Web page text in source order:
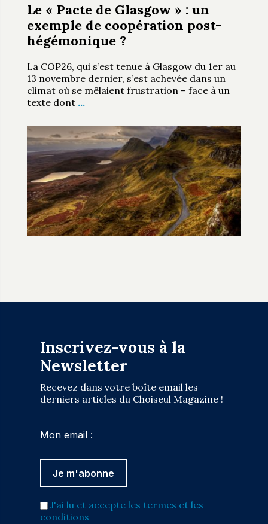
Le « Pacte de Glasgow » : un
exemple de coopération post-
hégémonique ?
La COP26, qui s’est tenue à Glasgow du 1er au
13 novembre dernier, s’est achevée dans un
climat où se mêlaient frustration – face à un
texte dont …
Inscrivez-vous à la
Newsletter
Recevez dans votre boîte email les
derniers articles du Choiseul Magazine !
J'ai lu et accepte les termes et les
conditions